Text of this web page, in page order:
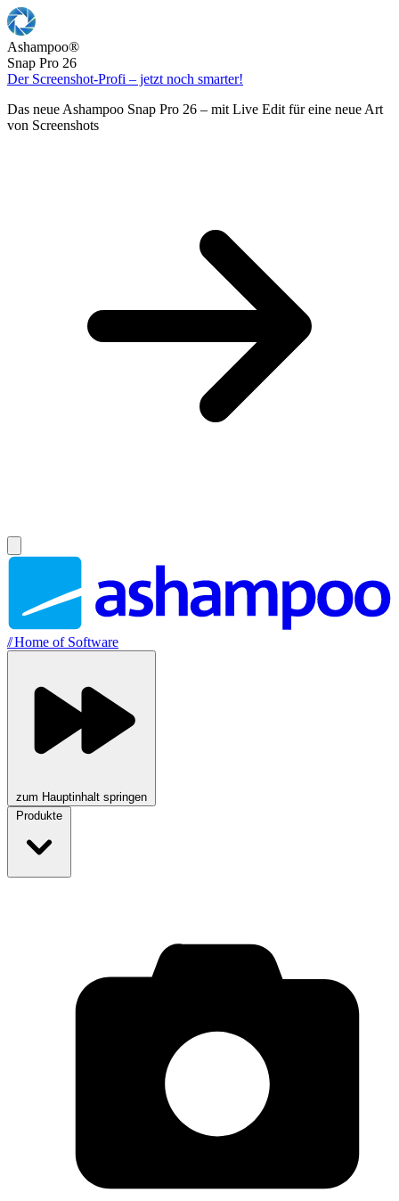
Ashampoo®
Snap Pro 26
Der Screenshot-Profi – jetzt noch smarter!
Das neue Ashampoo Snap Pro 26 – mit Live Edit für eine neue Art
von Screenshots
//Home of Software
zum Hauptinhalt springen
Produkte